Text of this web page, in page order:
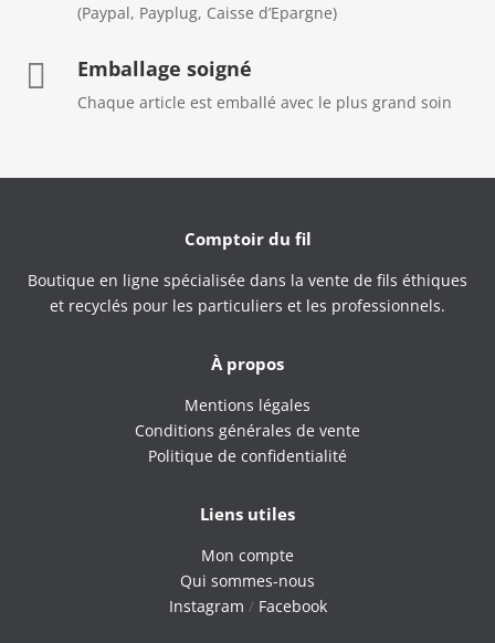
(Paypal, Payplug, Caisse d’Epargne)
 Emballage soigné
Chaque article est emballé avec le plus grand soin
Comptoir du fil
Boutique en ligne spécialisée dans la vente de fils éthiques
et recyclés pour les particuliers et les professionnels.
À propos
Mentions légales
Conditions générales de vente
Politique de confidentialité
Liens utiles
Mon compte
Qui sommes-nous
Instagram / Facebook